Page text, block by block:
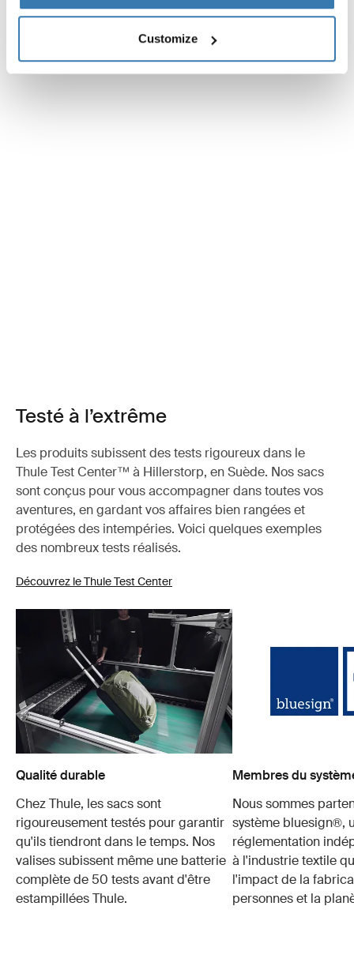
Customize
Testé à l’extrême
Les produits subissent des tests rigoureux dans le
Thule Test Center™ à Hillerstorp, en Suède. Nos sacs
sont conçus pour vous accompagner dans toutes vos
aventures, en gardant vos affaires bien rangées et
protégées des intempéries. Voici quelques exemples
des nombreux tests réalisés.
Découvrez le Thule Test Center
Qualité durable
Chez Thule, les sacs sont
rigoureusement testés pour garantir
qu'ils tiendront dans le temps. Nos
valises subissent même une batterie
complète de 50 tests avant d'être
estampillées Thule.
Membres du
Nous sommes
système bluesign®,
réglementation
à l'industrie textile
l'impact de la
personnes et la